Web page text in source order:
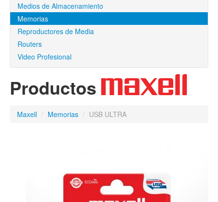
Maxell
Medios de Almacenamiento
Memorias
Reproductores de Media
Routers
Video Profesional
Productos
Maxell / Memorias / USB ULTRA